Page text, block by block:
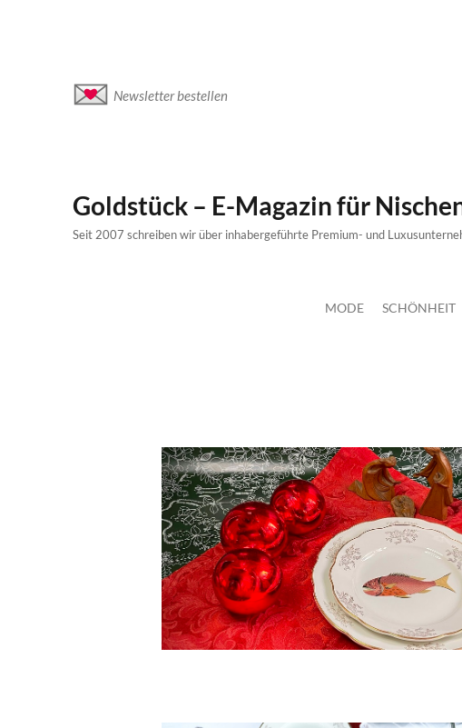
Newsletter bestellen
Goldstück – E-Magazin für
Seit 2007 schreiben wir über inhabergeführte Premium- und
MODE SCHÖNHEIT